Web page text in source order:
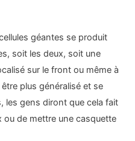
géantes se produit
soit les deux, soit une
sur le front ou même à
être plus généralisé et se
les gens diront que cela fait
ou de mettre une casquette